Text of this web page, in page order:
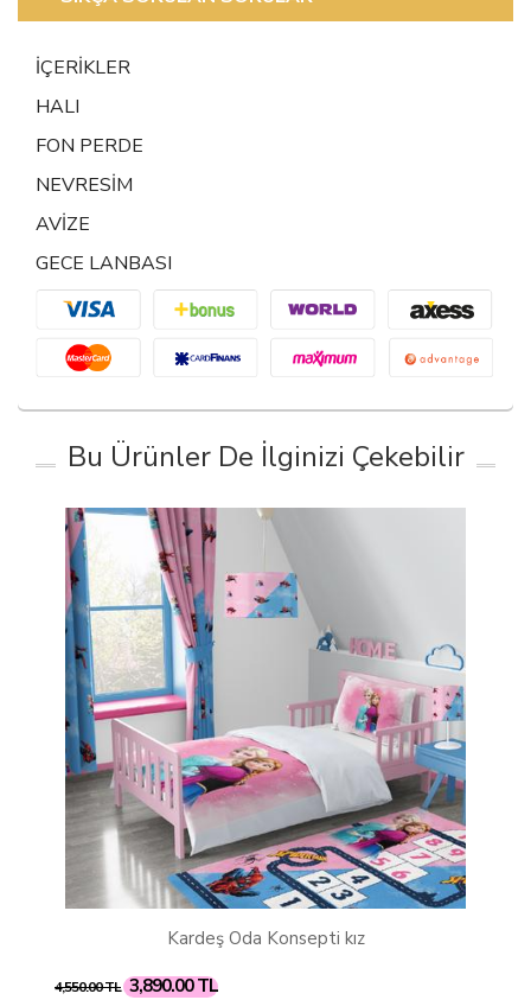
İÇERİKLER
HALI
FON PERDE
NEVRESİM
AVİZE
GECE LANBASI
Bu Ürünler De İlginizi Çekebilir
Unicorn Gökkuşağı Oda